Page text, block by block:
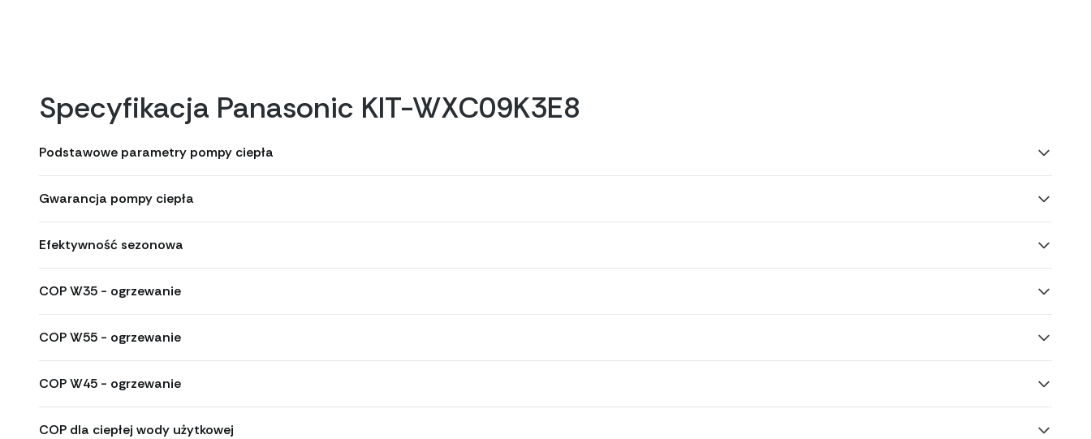
Specyfikacja Panasonic KIT-WXC09K3E8
Podstawowe parametry pompy ciepła
Gwarancja pompy ciepła
Efektywność sezonowa
COP W35 - ogrzewanie
COP W55 - ogrzewanie
COP W45 - ogrzewanie
COP dla ciepłej wody użytkowej